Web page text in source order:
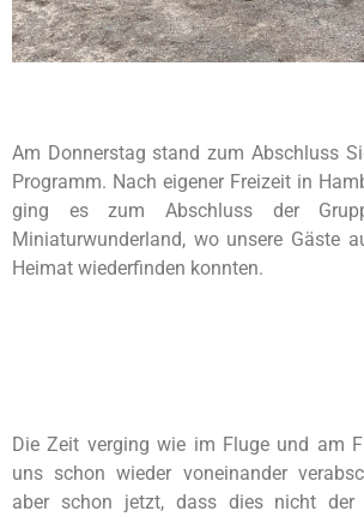
Am Donnerstag stand zum Abschluss
Programm. Nach eigener Freizeit in
ging es zum Abschluss der
Miniaturwunderland, wo unsere Gäste
Heimat wiederfinden konnten.
Die Zeit verging wie im Fluge und am
uns schon wieder voneinander
aber schon jetzt, dass dies nicht der